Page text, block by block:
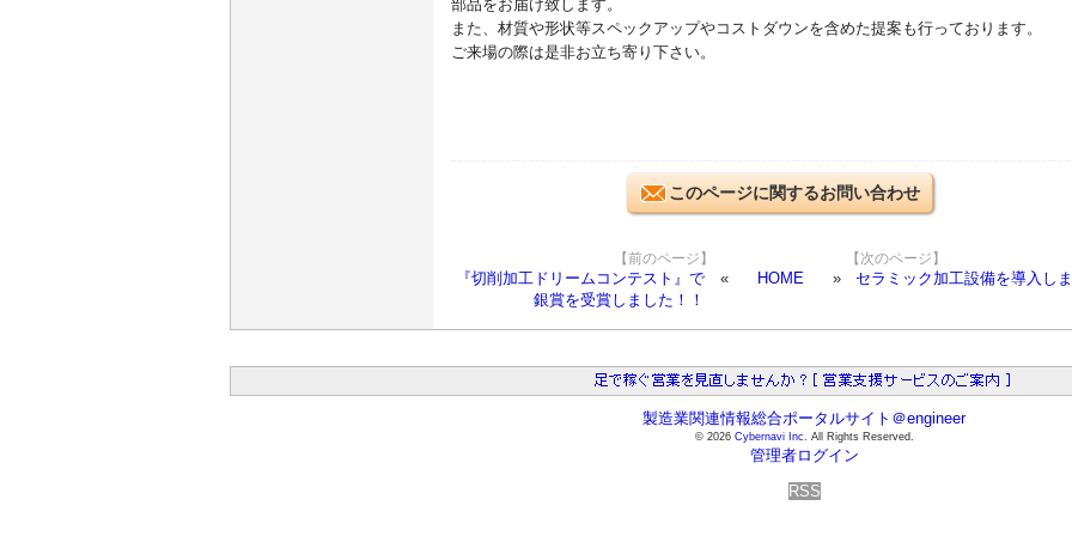
部品をお届け致します。
また、材質や形状等スペックアップやコストダウンを含めた提案も行っております。
ご来場の際は是非お立ち寄り下さい。
このページに関するお問い合わせ
【前のページ】
『切削加工ドリームコンテスト』で
銀賞を受賞しました！！
HOME
【次のページ】
セラミック加工設備を導入し
製造業関連情報総合ポータルサイト＠engineer
© 2026 Cybernavi Inc. All Rights Reserved.
管理者ログイン
RSS